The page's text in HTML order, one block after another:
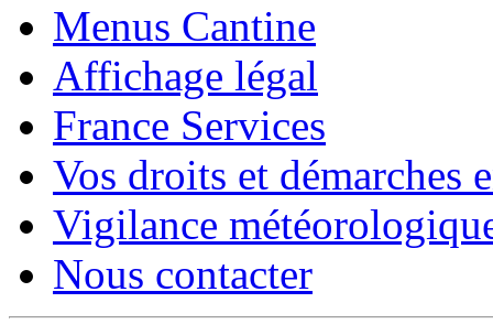
Menus Cantine
Affichage légal
France Services
Vos droits et démarches
Vigilance
Nous contacter